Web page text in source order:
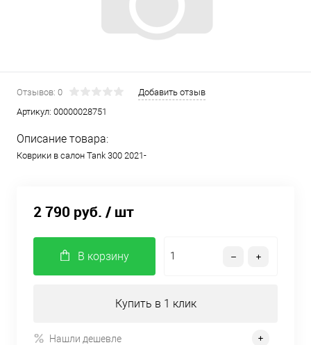
Отзывов: 0
Добавить отзыв
Артикул: 00000028751
Описание товара:
Коврики в салон Tank 300 2021-
2 790 руб. / шт
В корзину
Купить в 1 клик
Нашли дешевле